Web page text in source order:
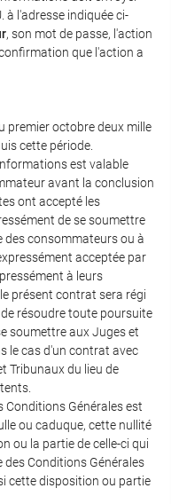
à l'adresse indiquée ci-
, son mot de passe, l'action
que l'action a
premier octobre deux mille
cette période.
est valable
avant la conclusion
ont accepté les
de se soumettre
consommateurs ou à
acceptée par
à leurs
présent contrat sera régi
résoudre toute poursuite
soumettre aux Juges et
le cas d'un contrat avec
Tribunaux du lieu de
Conditions Générales est
ou caduque, cette nullité
ou la partie de celle-ci qui
des Conditions Générales
cette disposition ou partie